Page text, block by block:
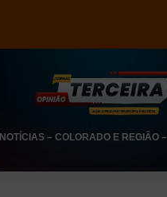
NOTÍCIAS– COLORADO E REGIÃO–